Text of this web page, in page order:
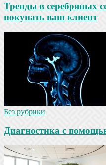
Тренды в серебряных
покупать ваш клиент
Без рубрики
Диагностика с